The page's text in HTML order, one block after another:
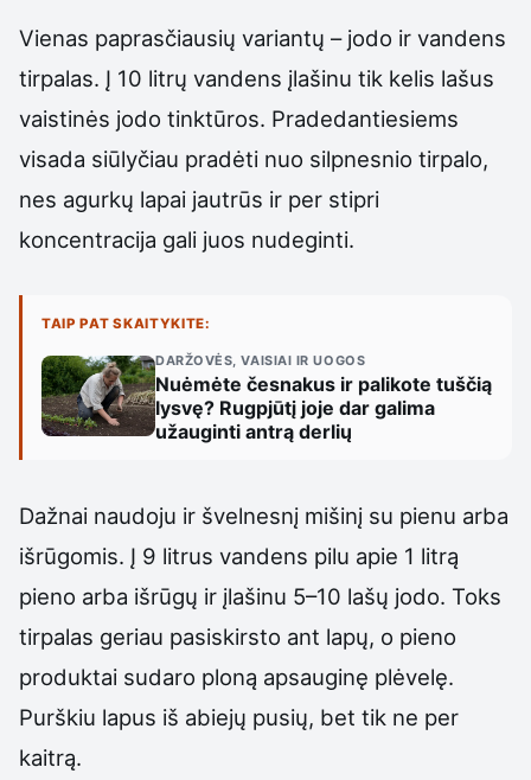
Vienas paprasčiausių variantų – jodo ir vandens
tirpalas. Į 10 litrų vandens įlašinu tik kelis lašus
vaistinės jodo tinktūros. Pradedantiesiems
visada siūlyčiau pradėti nuo silpnesnio tirpalo,
nes agurkų lapai jautrūs ir per stipri
koncentracija gali juos nudeginti.
TAIP PAT SKAITYKITE:
DARŽOVĖS, VAISIAI IR UOGOS
Nuėmėte česnakus ir palikote tuščią
lysvę? Rugpjūtį joje dar galima
užauginti antrą derlių
Dažnai naudoju ir švelnesnį mišinį su pienu arba
išrūgomis. Į 9 litrus vandens pilu apie 1 litrą
pieno arba išrūgų ir įlašinu 5–10 lašų jodo. Toks
tirpalas geriau pasiskirsto ant lapų, o pieno
produktai sudaro ploną apsauginę plėvelę.
Purškiu lapus iš abiejų pusių, bet tik ne per
kaitrą.